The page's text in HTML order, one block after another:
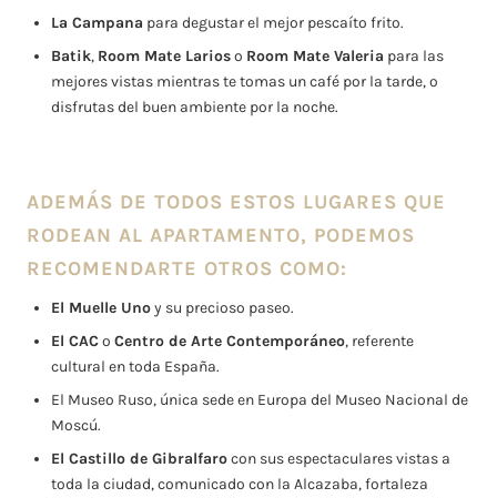
La Campana para degustar el mejor pescaíto frito.
Batik, Room Mate Larioso Room Mate Valeria para las
mejores vistas mientras te tomas un café por la tarde, o
disfrutas del buen ambiente por la noche.
ADEMÁS DE TODOS ESTOS LUGARES QUE
RODEAN AL APARTAMENTO, PODEMOS
RECOMENDARTE OTROS COMO:
El Muelle Unoy su precioso paseo.
El CACo Centro de Arte Contemporáneo, referente
cultural en toda España.
El Museo Ruso, única sede en Europa del Museo Nacional de
Moscú.
El Castillo de Gibralfarocon sus espectaculares vistas a
toda la ciudad, comunicado con la Alcazaba, fortaleza